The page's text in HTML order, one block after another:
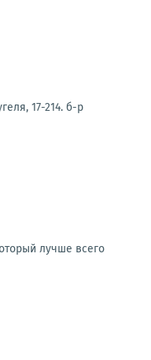
17-214. б-р
лучше всего